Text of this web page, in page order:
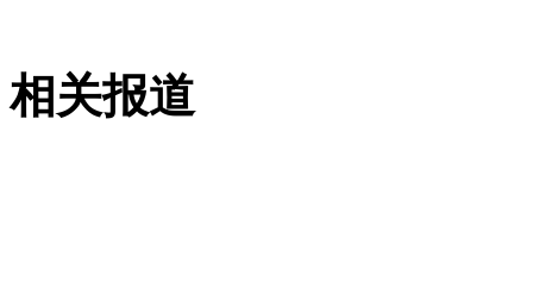
外交部：反对强权政治霸凌主义
相关报道